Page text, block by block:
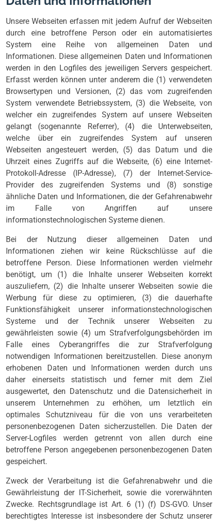
Unsere Webseiten erfassen mit jedem Aufruf der Webseiten
durch eine betroffene Person oder ein automatisiertes
System eine Reihe von allgemeinen Daten und
Informationen. Diese allgemeinen Daten und Informationen
werden in den Logfiles des jeweiligen Servers gespeichert.
Erfasst werden können unter anderem die (1) verwendeten
Browsertypen und Versionen, (2) das vom zugreifenden
System verwendete Betriebssystem, (3) die Webseite, von
welcher ein zugreifendes System auf unsere Webseiten
gelangt (sogenannte Referrer), (4) die Unterwebseiten,
welche über ein zugreifendes System auf unseren
Webseiten angesteuert werden, (5) das Datum und die
Uhrzeit eines Zugriffs auf die Webseite, (6) eine Internet-
Protokoll-Adresse (IP-Adresse), (7) der Internet-Service-
Provider des zugreifenden Systems und (8) sonstige
ähnliche Daten und Informationen, die der Gefahrenabwehr
im Falle von Angriffen auf unsere
informationstechnologischen Systeme dienen.
Bei der Nutzung dieser allgemeinen Daten und
Informationen ziehen wir keine Rückschlüsse auf die
betroffene Person. Diese Informationen werden vielmehr
benötigt, um (1) die Inhalte unserer Webseiten korrekt
auszuliefern, (2) die Inhalte unserer Webseiten sowie die
Werbung für diese zu optimieren, (3) die dauerhafte
Funktionsfähigkeit unserer informationstechnologischen
Systeme und der Technik unserer Webseiten zu
gewährleisten sowie (4) um Strafverfolgungsbehörden im
Falle eines Cyberangriffes die zur Strafverfolgung
notwendigen Informationen bereitzustellen. Diese anonym
erhobenen Daten und Informationen werden durch uns
daher einerseits statistisch und ferner mit dem Ziel
ausgewertet, den Datenschutz und die Datensicherheit in
unserem Unternehmen zu erhöhen, um letztlich ein
optimales Schutzniveau für die von uns verarbeiteten
personenbezogenen Daten sicherzustellen. Die Daten der
Server-Logfiles werden getrennt von allen durch eine
betroffene Person angegebenen personenbezogenen Daten
gespeichert.
Zweck der Verarbeitung ist die Gefahrenabwehr und die
Gewährleistung der IT-Sicherheit, sowie die vorerwähnten
Zwecke. Rechtsgrundlage ist Art. 6 (1) (f) DS-GVO. Unser
berechtigtes Interesse ist insbesondere der Schutz unserer